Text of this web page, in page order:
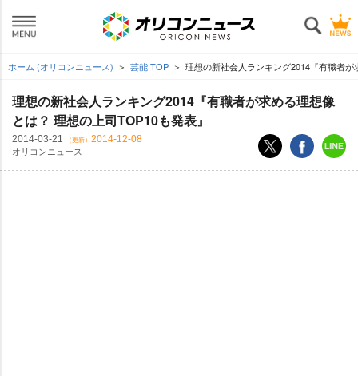
ホーム (オリコンニュース) 芸能 TOP 理想の新社会人ランキング2014『有職者
理想の新社会人ランキング2014『有職者が求める理想像
とは？ 理想の上司TOP10も発表』
2014-03-21 （更新） 2014-12-08
オリコンニュース